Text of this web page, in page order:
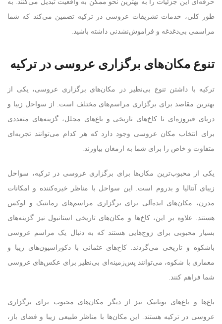
حرفه‌ای این جزئیات را به بهترین نحو ممکن به واقعیت تبدیل می‌کنند. به
طور کلی، خدمات تشریفات عروسی در ترکیه تضمین می‌کند که شما
مراسمی بی‌دغدغه و فراموش‌نشدنی داشته باشید.
تنوع مکان‌های برگزاری عروسی در ترکیه
ترکیه با داشتن تنوع بی‌نظیر در مکان‌های برگزاری عروسی، یکی از
بهترین مقاصد برای برگزاری مراسم‌های مختلف است. از سواحل زیبا و
دریای فیروزه‌ای تا کاخ‌های تاریخی و باغ‌های مجلل، گزینه‌های متعددی
برای انتخاب مکان عروسی وجود دارد که هر کدام می‌توانند تجربه‌ای
متفاوت و خاص را برای شما به ارمغان بیاورند.
یکی از محبوب‌ترین مکان‌ها برای برگزاری عروسی در ترکیه، سواحل
زیبای آنتالیا و بدروم است. این سواحل با مناظر خیره‌کننده و امکانات
مدرن، مکان‌های ایده‌آلی برای برگزاری مراسم‌های رمانتیک و لوکس
هستند. علاوه بر این، کاخ‌ها و مکان‌های تاریخی استانبول نیز گزینه‌های
بسیار محبوبی برای زوج‌هایی هستند که به دنبال یک مراسم عروسی
باشکوه و تاریخی می‌گردند. کاخ‌های عثمانی با دکوراسیون‌های زیبا و
معماری با شکوه، می‌توانند پس‌زمینه‌ای بی‌نظیر برای عکس‌های عروسی
شما فراهم کنند.
باغ‌ها و باغ‌های بوتانیک نیز از دیگر مکان‌های محبوب برای برگزاری
عروسی در ترکیه هستند. این مکان‌ها با مناظر طبیعی زیبا و فضای باز،